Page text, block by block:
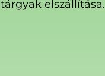
tárgyak elszállítása.